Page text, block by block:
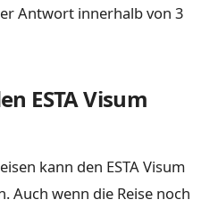
Antwort innerhalb von 3
ESTA Visum
kann den ESTA Visum
Auch wenn die Reise noch